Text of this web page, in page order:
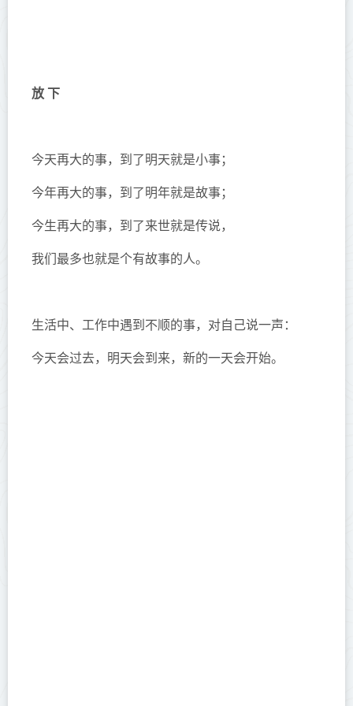
放 下
今天再大的事，到了明天就是小事；
今年再大的事，到了明年就是故事；
今生再大的事，到了来世就是传说，
我们最多也就是个有故事的人。
生活中、工作中遇到不顺的事，对自己说一声：
今天会过去，明天会到来，新的一天会开始。